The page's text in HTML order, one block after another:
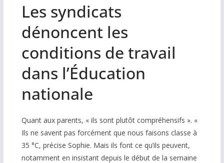
Les syndicats
dénoncent les
conditions de travail
dans l’Éducation
nationale
Quant aux parents, « ils sont plutôt compréhensifs ». «
Ils ne savent pas forcément que nous faisons classe à
35 °C, précise Sophie. Mais ils font ce qu’ils peuvent,
notamment en insistant depuis le début de la semaine